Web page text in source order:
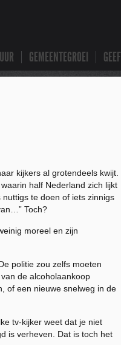
GEMEENTEGROEI GEEF
kijkers al grotendeels kwijt.
half Nederland zich lijkt
te doen of iets zinnigs
Toch?
moreel en zijn
politie zou zelfs moeten
de alcoholaankoop
of een nieuwe snelweg in de
tv-kijker weet dat je niet
is verheven. Dat is toch het